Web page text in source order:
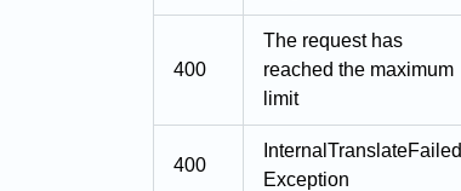
400
The request has
reached the maximum
limit
400
InternalTranslateFailed
Exception